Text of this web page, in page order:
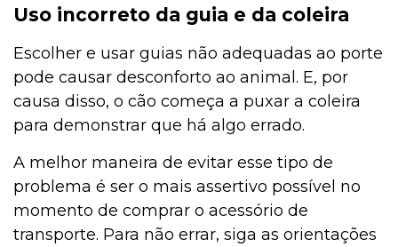
Uso incorreto da guia e da coleira
Escolher e usar guias não adequadas ao porte
pode causar desconforto ao animal. E, por
causa disso, o cão começa a puxar a coleira
para demonstrar que há algo errado.
A melhor maneira de evitar esse tipo de
problema é ser o mais assertivo possível no
momento de comprar o acessório de
transporte. Para não errar, siga as orientações